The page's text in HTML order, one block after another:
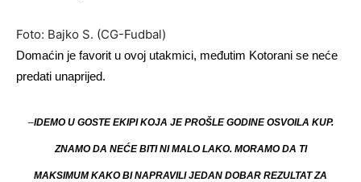
Foto: Bajko S. (CG-Fudbal)
Domaćin je favorit u ovoj utakmici, međutim Kotorani se neće
predati unaprijed.
–IDEMO U GOSTE EKIPI KOJA JE PROŠLE GODINE OSVOILA KUP.
ZNAMO DA NEĆE BITI NI MALO LAKO. MORAMO DA TI
MAKSIMUM KAKO BI NAPRAVILI JEDAN DOBAR REZULTAT ZA